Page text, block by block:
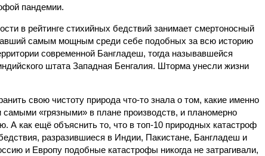
пандемии.
в рейтинге стихийных бедствий занимает смертоносный
самым мощным среди себе подобных за всю историю
современной Бангладеш, тогда называвшейся
штата Западная Бенгалия. Шторма унесли жизни
свою чистоту природа что-то знала о том, какие именно
«грязными» в плане производств, и планомерно
А как ещё объяснить то, что в топ-10 природных катастроф
разразившиеся в Индии, Пакистане, Бангладеш и
и Европу подобные катастрофы никогда не затрагивали,